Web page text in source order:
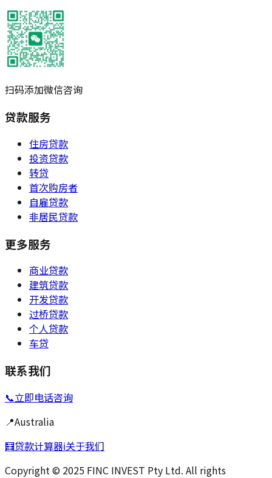
扫码添加微信咨询
贷款服务
住房贷款
投资贷款
转贷
首次购房者
自雇贷款
非居民贷款
更多服务
商业贷款
建筑贷款
开发贷款
过桥贷款
个人贷款
车贷
联系我们
📞立即电话咨询
📍Australia
🧮贷款计算器ℹ️关于我们
Copyright © 2025 FINC INVEST Pty Ltd. All rights